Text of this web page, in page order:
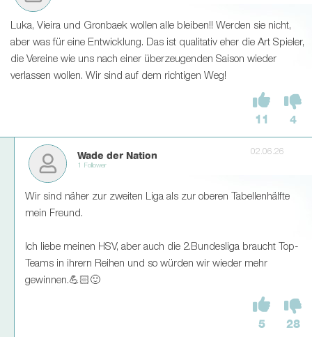
Luka, Vieira und Gronbaek wollen alle bleiben!! Werden sie nicht,
aber was für eine Entwicklung. Das ist qualitativ eher die Art Spieler,
die Vereine wie uns nach einer überzeugenden Saison wieder
verlassen wollen. Wir sind auf dem richtigen Weg!
11 4
Wade der Nation
1 Follower
02.06.26
Wir sind näher zur zweiten Liga als zur oberen Tabellenhälfte
mein Freund.
Ich liebe meinen HSV, aber auch die 2.Bundesliga braucht Top-
Teams in ihrern Reihen und so würden wir wieder mehr
gewinnen.💪🏻🙂
5 28